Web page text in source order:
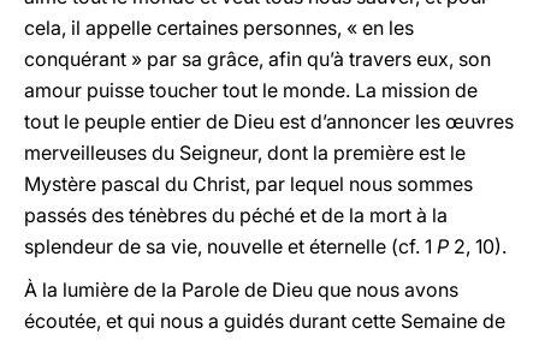
cela, il appelle certaines personnes, « en les
conquérant » par sa grâce, afin qu’à travers eux, son
amour puisse toucher tout le monde. La mission de
tout le peuple entier de Dieu est d’annoncer les œuvres
merveilleuses du Seigneur, dont la première est le
Mystère pascal du Christ, par lequel nous sommes
passés des ténèbres du péché et de la mort à la
splendeur de sa vie, nouvelle et éternelle (cf. 1 P 2, 10).
À la lumière de la Parole de Dieu que nous avons
écoutée, et qui nous a guidés durant cette Semaine de